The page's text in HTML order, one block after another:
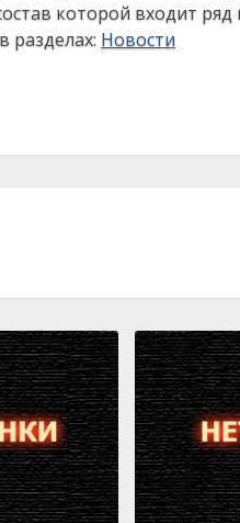
которой входит
разделах: Новости